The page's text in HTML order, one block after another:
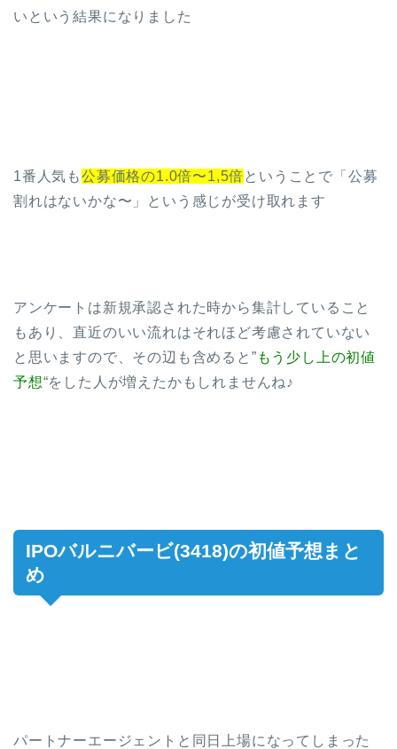
いという結果になりました
1番人気も公募価格の1.0倍〜1,5倍 ということで「公募
割れはないかな〜」という感じが受け取れます
アンケートは新規承認された時から集計していること
もあり、直近のいい流れはそれほど考慮されていない
と思いますので、その辺も含めると” もう少し上の初値
予想“をした人が増えたかもしれませんね♪
IPOバルニバービ(3418)の初値予想まと
め
パートナーエージェントと同日上場になってしまった